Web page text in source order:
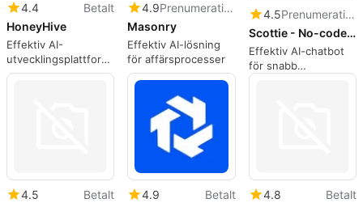
4.4
Betalt
HoneyHive
Effektiv AI-
utvecklingsplattform
för företag
4.9
Prenumeration
Masonry
Effektiv AI-lösning
för affärsprocesser
4.5
Prenumeration
Scottie - No-code AI Agents
Effektiv AI-chatbot
för snabb
nyhetsläsning
4.5
Betalt
4.9
Betalt
4.8
Betalt